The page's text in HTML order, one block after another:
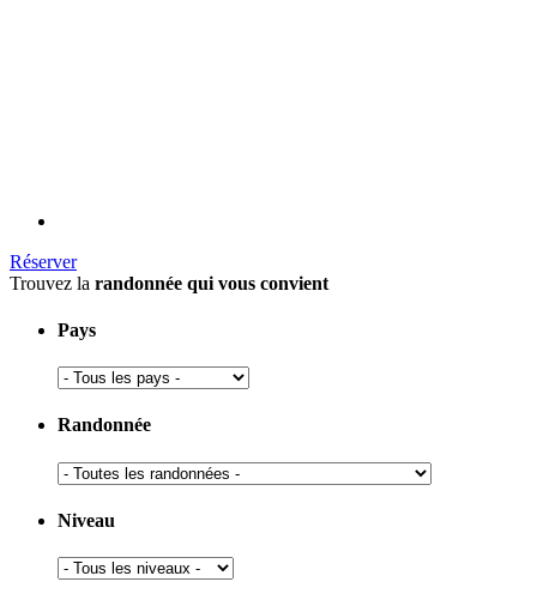
Réserver
Trouvez la randonnée qui vous convient
Pays
Randonnée
Niveau